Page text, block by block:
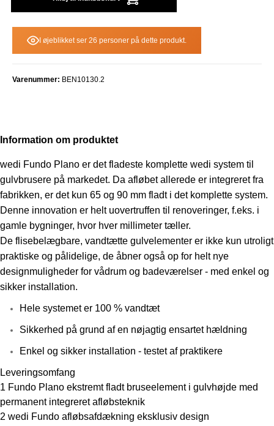
I øjeblikket ser 26 personer på dette produkt.
Varenummer: BEN10130.2
Information om produktet
wedi Fundo Plano er det fladeste komplette wedi system til
gulvbrusere på markedet. Da afløbet allerede er integreret fra
fabrikken, er det kun 65 og 90 mm fladt i det komplette system.
Denne innovation er helt uovertruffen til renoveringer, f.eks. i
gamle bygninger, hvor hver millimeter tæller.
De flisebelægbare, vandtætte gulvelementer er ikke kun utroligt
praktiske og pålidelige, de åbner også op for helt nye
designmuligheder for vådrum og badeværelser - med enkel og
sikker installation.
Hele systemet er 100 % vandtæt
Sikkerhed på grund af en nøjagtig ensartet hældning
Enkel og sikker installation - testet af praktikere
Leveringsomfang
1 Fundo Plano ekstremt fladt bruseelement i gulvhøjde med
permanent integreret afløbsteknik
2 wedi Fundo afløbsafdækning eksklusiv design